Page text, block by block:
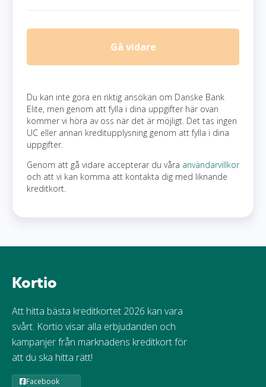
Gå vidare
Du kan inte göra en riktig ansökan om Danske Bank
Elite, men genom att fylla i dina uppgifter här ovan
kommer vi höra av oss när det är möjligt. Det tas ingen
UC eller annan kreditupplysning genom att fylla i dina
uppgifter.
Genom att gå vidare accepterar du våra användarvillkor
och att vi kan komma att kontakta dig med liknande
kreditkort.
Kortio
Att hitta bästa kreditkortet 2026 kan vara
svårt. Kortio visar alla erbjudanden och
kampanjer från marknadens kreditkort för
att du ska hitta rätt!
Facebook